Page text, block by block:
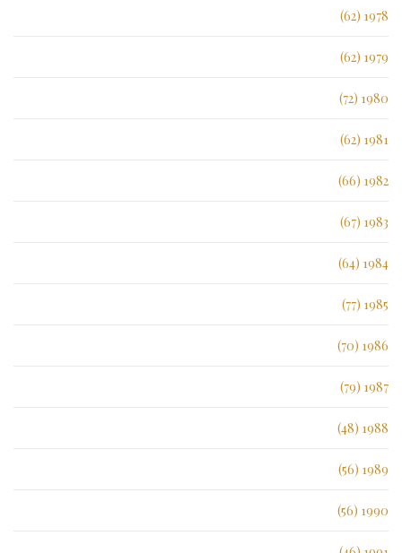
1978 (62)
1979 (62)
1980 (72)
1981 (62)
1982 (66)
1983 (67)
1984 (64)
1985 (77)
1986 (70)
1987 (79)
1988 (48)
1989 (56)
1990 (56)